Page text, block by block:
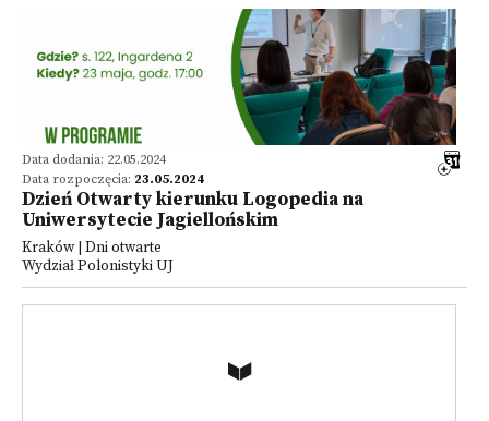
Data dodania: 22.05.2024
Data rozpoczęcia: 23.05.2024
Dzień Otwarty kierunku Logopedia na
Uniwersytecie Jagiellońskim
Kraków | Dni otwarte
Wydział Polonistyki UJ